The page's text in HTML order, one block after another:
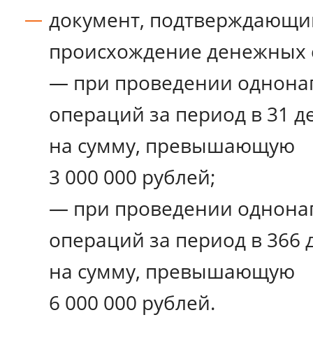
документ,
происхождение денежных
— при проведении
операций за период в 31
на сумму, превышающую
3 000 000 рублей;
— при проведении
операций за период в 366
на сумму, превышающую
6 000 000 рублей.